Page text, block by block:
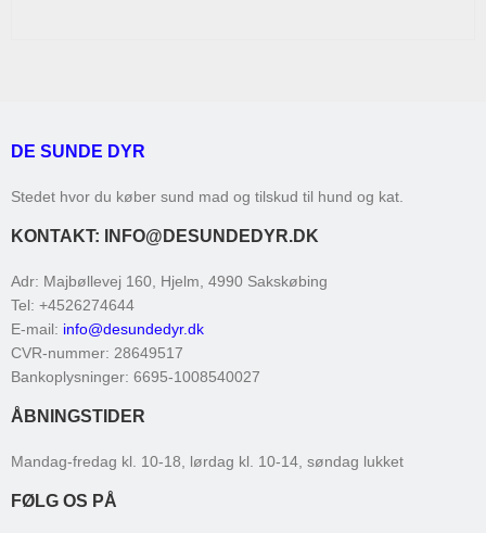
DE SUNDE DYR
Stedet hvor du køber sund mad og tilskud til hund og kat.
KONTAKT: INFO@DESUNDEDYR.DK
Adr: Majbøllevej 160, Hjelm , 4990 Sakskøbing
Tel: +4526274644
E-mail: info@desundedyr.dk
CVR-nummer: 28649517
Bankoplysninger: 6695-1008540027
ÅBNINGSTIDER
Mandag-fredag kl. 10-18, lørdag kl. 10-14, søndag lukket
FØLG OS PÅ